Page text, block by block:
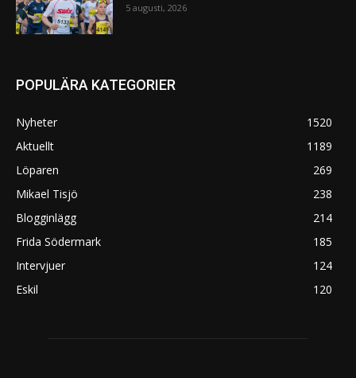
5 augusti, 2026
POPULÄRA KATEGORIER
Nyheter
1520
Aktuellt
1189
Löparen
269
Mikael Tisjö
238
Blogginlägg
214
Frida Södermark
185
Intervjuer
124
Eskil
120